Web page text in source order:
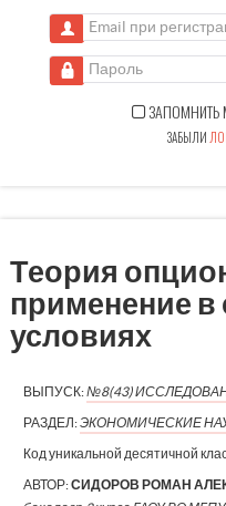
Email при
Пароль
ЗАПОМНИТЬ
ЗАБЫЛИ
Теория
применение
условиях
ВЫПУСК:№8(43)
РАЗДЕЛ:ЭКОНОМИЧЕСКИЕ
Код уникальной десятичной
АВТОР:СИДОРОВ РОМАН